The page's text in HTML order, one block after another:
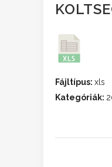
Fájltípus: xls
Kategóriák: